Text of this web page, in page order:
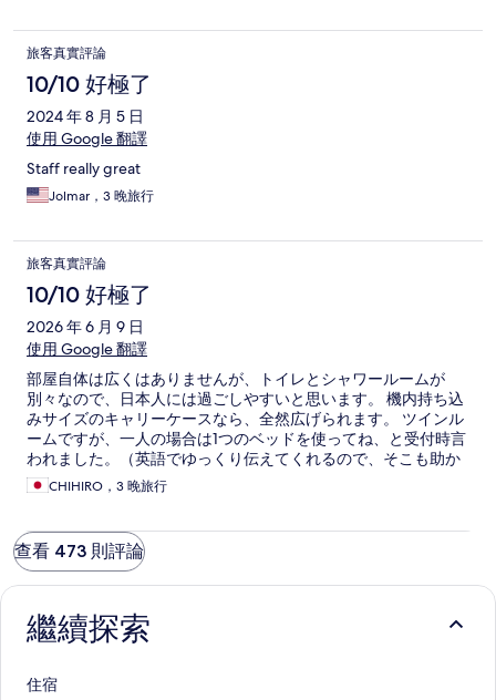
旅客真實評論
10/10 好極了
2024 年 8 月 5 日
使用 Google 翻譯
Staff really great
Jolmar，3 晚旅行
旅客真實評論
10/10 好極了
2026 年 6 月 9 日
使用 Google 翻譯
部屋自体は広くはありませんが、トイレとシャワールームが
別々なので、日本人には過ごしやすいと思います。 機内持ち込
みサイズのキャリーケースなら、全然広げられます。 ツインル
ームですが、一人の場合は1つのベッドを使ってね、と受付時言
われました。（英語でゆっくり伝えてくれるので、そこも助か
りました） 排水溝なども掃除されており、使用感はありますが
清潔でした。 シャンプー、ボディソープ、歯ブラシ（竹か
した。海外だと無いこと多いので。普段から、ヘアケアされて
いる方はトリートメント持参必須だ思います。 ハンガーも3つ
あり、軽く手洗いをしたので重宝しました。 冷蔵庫はありませ
思い、早めに来訪したところ、部屋の準備が出来ているため早
めにチェックインさせて貰いました。掃除の女性スタッフなど
離れています。雨の時期もあって、室内渡り廊下で KCCという
CHIHIRO，3 晚旅行
查看 473 則評論
繼續探索
住宿